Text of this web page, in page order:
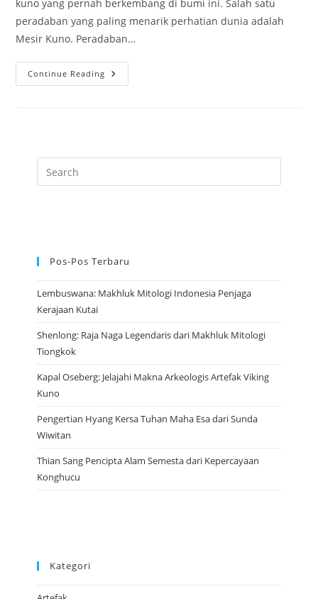
kuno yang pernah berkembang di bumi ini. Salah satu
peradaban yang paling menarik perhatian dunia adalah
Mesir Kuno. Peradaban…
Continue Reading Mumi
Mesir
Pos-Pos Terbaru
Lembuswana: Makhluk Mitologi Indonesia Penjaga
Kerajaan Kutai
Shenlong: Raja Naga Legendaris dari Makhluk Mitologi
Tiongkok
Kapal Oseberg: Jelajahi Makna Arkeologis Artefak Viking
Kuno
Pengertian Hyang Kersa Tuhan Maha Esa dari Sunda
Wiwitan
Thian Sang Pencipta Alam Semesta dari Kepercayaan
Konghucu
Kategori